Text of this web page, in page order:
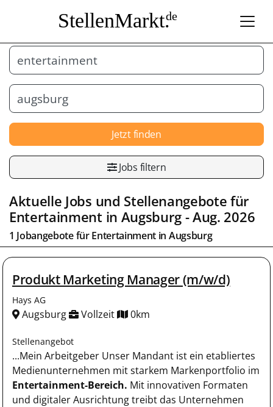
StellenMarkt.de
Jetzt finden
Jobs filtern
Aktuelle Jobs und Stellenangebote für
Entertainment in Augsburg- Aug. 2026
1 Jobangebote fürEntertainment in Augsburg
Produkt Marketing Manager (m/w/d)
Hays AG
Augsburg Vollzeit 0km
Stellenangebot
...Mein Arbeitgeber Unser Mandant ist ein etabliertes
Medienunternehmen mit starkem Markenportfolio im
Entertainment-Bereich. Mit innovativen Formaten
und digitaler Ausrichtung treibt das Unternehmen